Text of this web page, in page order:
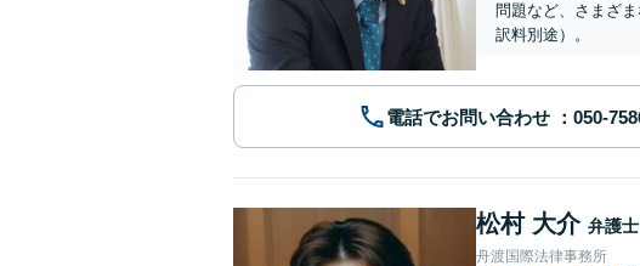
問題など、さまざ
訳料別途）。
電話でお問い合わせ
松村 大介 弁護士
舟渡国際法律事務所